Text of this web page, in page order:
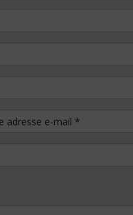
adresse e-mail